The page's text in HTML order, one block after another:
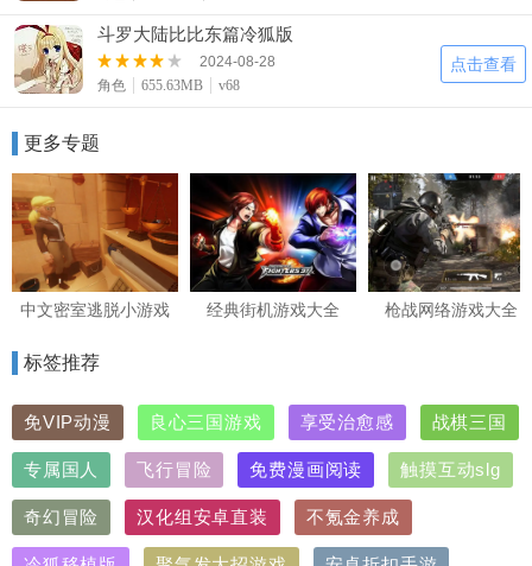
斗罗大陆比比东篇冷狐版
2024-08-28
角色
655.63MB v68
点击查看
更多专题
中文密室逃脱小游戏 经典街机游戏大全 枪战网络游戏大全
标签推荐
免VIP动漫 良心三国游戏 享受治愈感 战棋三国
专属国人 飞行冒险 免费漫画阅读 触摸互动slg
奇幻冒险 汉化组安卓直装 不氪金养成